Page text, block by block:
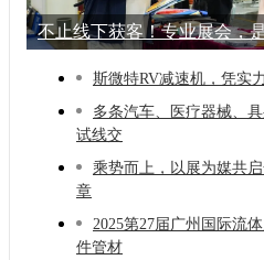
不止线下获客！专业展会，
斯微特RV减速机，凭实
多条汽车、医疗器械、
试线交
乘势而上，以展为媒共
章
2025第27届广州国际流
件管材